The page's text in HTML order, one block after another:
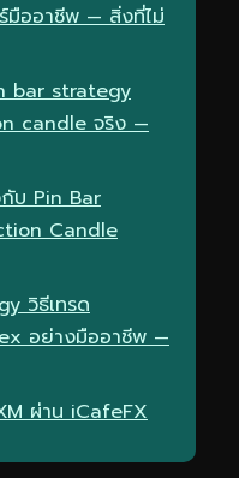
มืออาชีพ — สิ่งที่ไม่
bar strategy
candle จริง —
บ Pin Bar
Candle
วิธีเทรด
อย่างมืออาชีพ —
ผ่าน iCafeFX